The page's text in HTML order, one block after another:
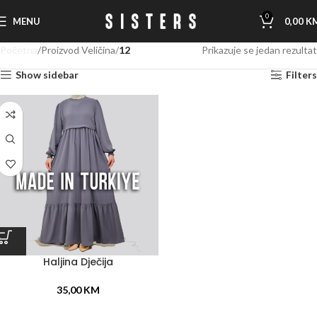
MENU 0 0,00
Proizvod Veličina 12 Prikazuje se jedan rezultat
Show sidebar Filters
Haljina Dječija
35,00KM